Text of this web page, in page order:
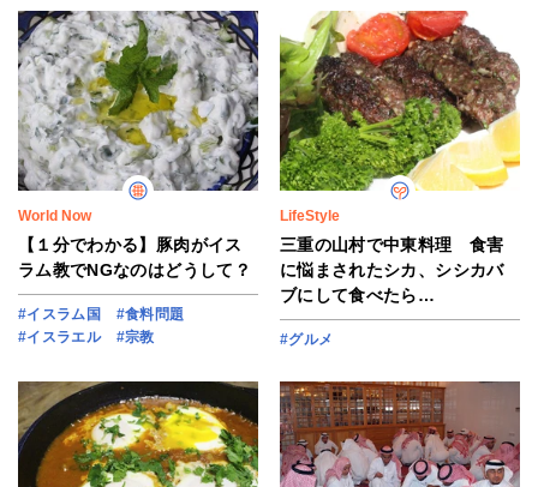
World Now
【１分でわかる】豚肉がイス
ラム教でNGなのはどうして？
#イスラム国
#食料問題
#イスラエル
#宗教
LifeStyle
三重の山村で中東料理 食害
に悩まされたシカ、シシカバ
ブにして食べたら…
#グルメ